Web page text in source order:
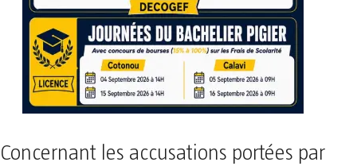
Concernant les accusations portées par